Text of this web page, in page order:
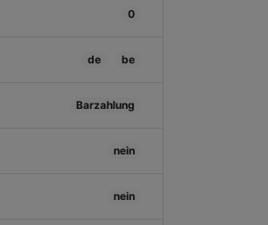
0
de be
Barzahlung
nein
nein